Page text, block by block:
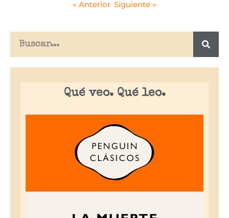
« Anterior Siguiente »
Qué veo. Qué leo.